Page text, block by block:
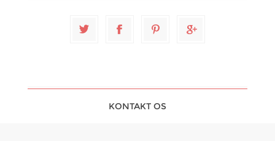
KONTAKT OS